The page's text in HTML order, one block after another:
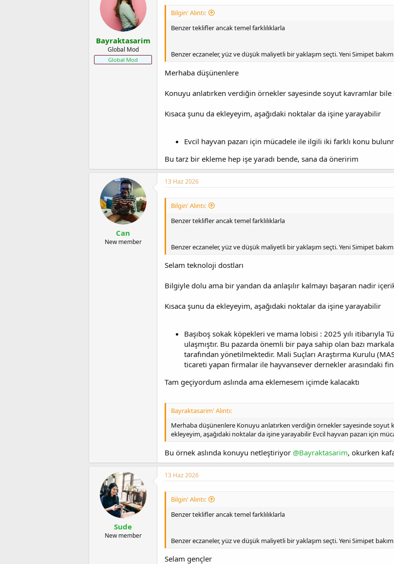
Bayraktasarim
Global Mod
Global Mod
Bilgin' Alıntı:
Benzer teklifler ancak temel farklılıklarla
Benzer eczaneler, yüz ve düşük maliyetli bir yaklaşım seçti. Yeni Simipet
Merhaba düşünenlere
Konuyu anlatırken verdiğin örnekler sayesinde soyut kavramlar
Kısaca şunu da ekleyeyim, aşağıdaki noktalar da işine yarayabilir
Evcil hayvan pazarı için mücadele ile ilgili iki farklı konu
Bu tarz bir ekleme hep işe yaradı bende, sana da öneririm
Can
New member
13 Haz 2026
Bilgin' Alıntı:
Benzer teklifler ancak temel farklılıklarla
Benzer eczaneler, yüz ve düşük maliyetli bir yaklaşım seçti. Yeni Simipet
Selam teknoloji dostları
Bilgiyle dolu ama bir yandan da anlaşılır kalmayı başaran nadir
Kısaca şunu da ekleyeyim, aşağıdaki noktalar da işine yarayabilir
Başıboş sokak köpekleri ve mama lobisi : 2025 yılı itibarıyla
ulaşmıştır. Bu pazarda önemli bir paya sahip olan bazı
tarafından yönetilmektedir. Mali Suçları Araştırma Kurulu
ticareti yapan firmalar ile hayvansever dernekler arasındaki
Tam geçiyordum aslında ama eklemesem içimde kalacaktı
Bayraktasarim' Alıntı:
Merhaba düşünenlere Konuyu anlatırken verdiğin örnekler sayesinde soyut
ekleyeyim, aşağıdaki noktalar da işine yarayabilir Evcil hayvan pazarı için
Bu örnek aslında konuyu netleştiriyor @Bayraktasarim, okurken
Sude
New member
13 Haz 2026
Bilgin' Alıntı:
Benzer teklifler ancak temel farklılıklarla
Benzer eczaneler, yüz ve düşük maliyetli bir yaklaşım seçti. Yeni Simipet
Selam gençler